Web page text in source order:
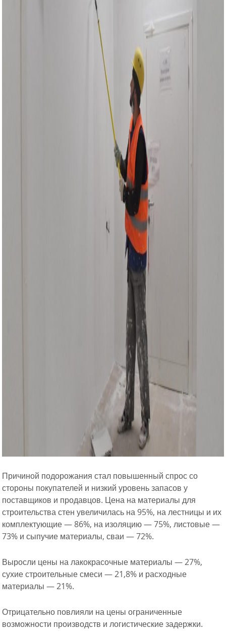
Причиной подорожания стал повышенный спрос со
стороны покупателей и низкий уровень запасов у
поставщиков и продавцов. Цена на материалы для
строительства стен увеличилась на 95%, на лестницы и их
комплектующие — 86%, на изоляцию — 75%, листовые —
73% и сыпучие материалы, сваи — 72%.
Выросли цены на лакокрасочные материалы — 27%,
сухие строительные смеси — 21,8% и расходные
материалы — 21%.
Отрицательно повлияли на цены ограниченные
возможности производств и логистические задержки.